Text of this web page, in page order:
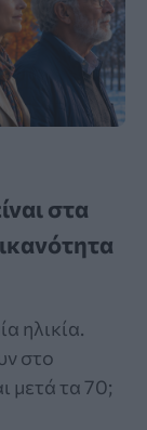
στα
ηλικία.
στο
μετά τα 70;